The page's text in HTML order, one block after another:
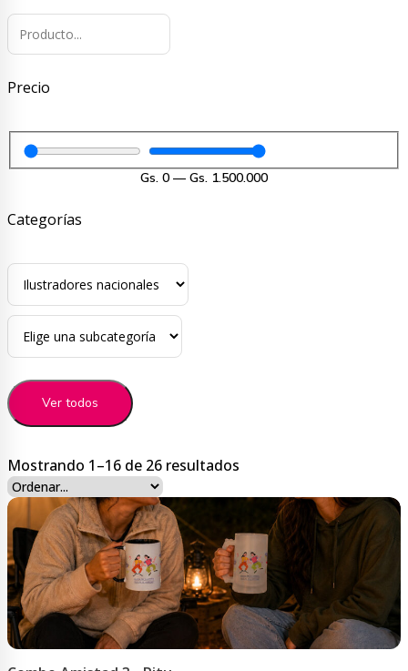
Precio
Gs. 0 — Gs. 1.500.000
Categorías
Ver todos
Mostrando 1–16 de 26 resultados
precio:
bajo
a
alto